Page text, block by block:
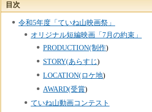
目次
令和5年度「ていね山映画祭」
オリジナル短編映画「7月の約束」
PRODUCTION(制作)
STORY(あらすじ)
LOCATION(ロケ地)
AWARD(受賞)
ていね山動画コンテスト